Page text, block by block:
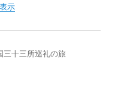
示
三十三所巡礼の旅